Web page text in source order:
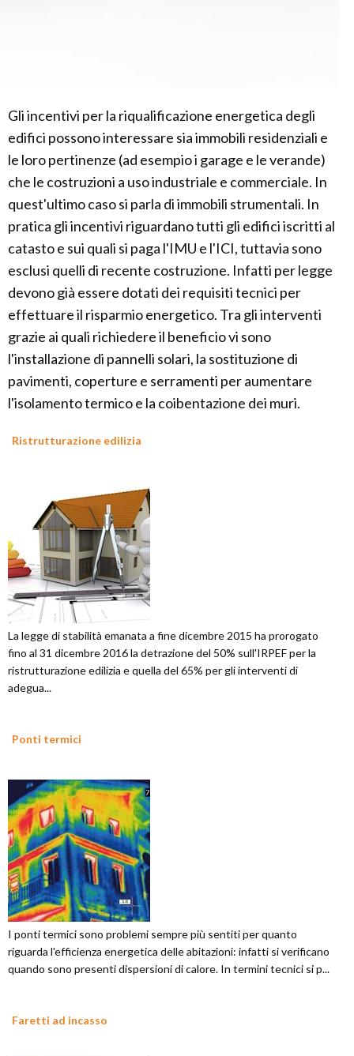
Gli incentivi per la riqualificazione energetica degli
edifici possono interessare sia immobili residenziali e
le loro pertinenze (ad esempio i garage e le verande)
che le costruzioni a uso industriale e commerciale. In
quest'ultimo caso si parla di immobili strumentali. In
pratica gli incentivi riguardano tutti gli edifici iscritti al
catasto e sui quali si paga l'IMU e l'ICI, tuttavia sono
esclusi quelli di recente costruzione. Infatti per legge
devono già essere dotati dei requisiti tecnici per
effettuare il risparmio energetico. Tra gli interventi
grazie ai quali richiedere il beneficio vi sono
l'installazione di pannelli solari, la sostituzione di
pavimenti, coperture e serramenti per aumentare
l'isolamento termico e la coibentazione dei muri.
Ristrutturazione edilizia
La legge di stabilità emanata a fine dicembre 2015 ha prorogato
fino al 31 dicembre 2016 la detrazione del 50% sull'IRPEF per la
ristrutturazione edilizia e quella del 65% per gli interventi di
adegua...
Ponti termici
I ponti termici sono problemi sempre più sentiti per quanto
riguarda l'efficienza energetica delle abitazioni: infatti si verificano
quando sono presenti dispersioni di calore. In termini tecnici si p...
Faretti ad incasso